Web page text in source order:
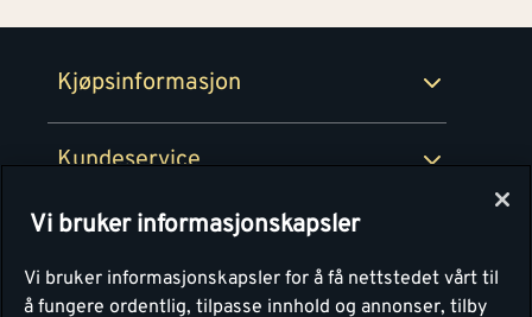
Kjøpsinformasjon
Retur- og angrerettsskjema
Kundeservice
Montér
Personvern
Vi bruker informasjonskapsler
Vi bruker informasjonskapsler for å få nettstedet vårt til
å fungere ordentlig, tilpasse innhold og annonser, tilby